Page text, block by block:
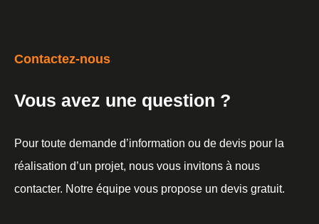
Contactez-nous
Vous avez une question ?
Pour toute demande d’information ou de devis pour la
réalisation d’un projet, nous vous invitons à nous
contacter. Notre équipe vous propose un devis gratuit.